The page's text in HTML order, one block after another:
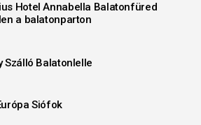
Hotel Annabella Balatonfüred
a balatonparton
Szálló Balatonlelle
Siófok